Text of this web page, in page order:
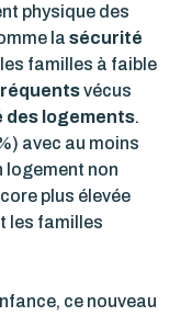
physique des
la sécurité
familles à faible
vécus
des logements.
avec au moins
logement non
plus élevée
les familles
ce nouveau